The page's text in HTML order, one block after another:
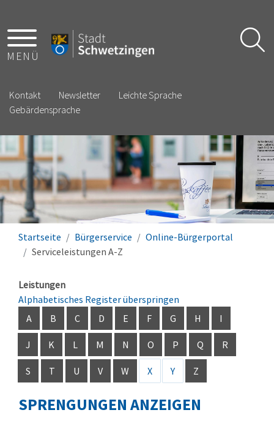
MENÜ
Kontakt Newsletter
Leichte Sprache
Gebärdensprache
Startseite Bürgerservice
Online-Bürgerportal
Serviceleistungen A-Z
Leistungen
Alphabetisches Register überspringen
A
B C D E F G H I
J K L M N O P Q R
S T U V W X Y Z
SPRENGUNGEN ANZEIGEN